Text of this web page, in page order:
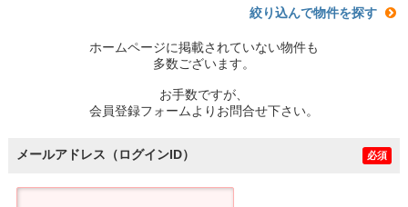
絞り込んで物件を探す
ホームページに掲載されていない物件も
多数ございます。
お手数ですが、
会員登録フォームよりお問合せ下さい。
メールアドレス（ログインID） 必須